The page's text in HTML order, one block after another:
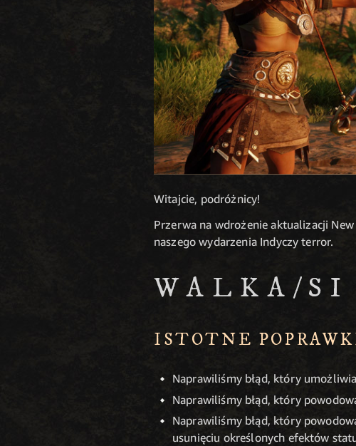
Witajcie, podróżnicy!
Przerwa na wdrożenie aktualizacji
naszego wydarzenia Indyczy terror.
WALKA/SI
ISTOTNE
Naprawiliśmy błąd, który
Naprawiliśmy błąd, który
Naprawiliśmy błąd, który
usunięciu określonych efektów